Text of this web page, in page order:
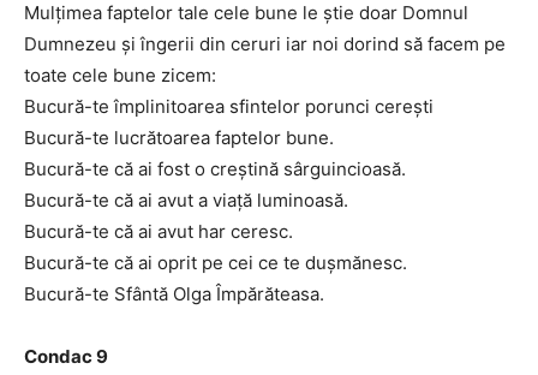
Mulţimea faptelor tale cele bune le ştie doar Domnul
Dumnezeu şi îngerii din ceruri iar noi dorind să facem pe
toate cele bune zicem:
Bucură-te împlinitoarea sfintelor porunci cereşti
Bucură-te lucrătoarea faptelor bune.
Bucură-te că ai fost o creştină sârguincioasă.
Bucură-te că ai avut a viaţă luminoasă.
Bucură-te că ai avut har ceresc.
Bucură-te că ai oprit pe cei ce te duşmănesc.
Bucură-te Sfântă Olga Împărăteasa.
Condac 9